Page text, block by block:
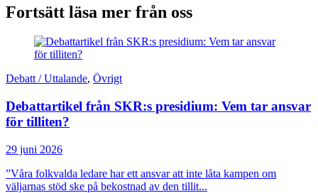
Fortsätt läsa mer från oss
Debatt / Uttalande, Övrigt
Debattartikel från SKR:s presidium: Vem tar ansvar
för tilliten?
29 juni 2026
”Våra folkvalda ledare har ett ansvar att inte låta kampen om
väljarnas stöd ske på bekostnad av den tillit...